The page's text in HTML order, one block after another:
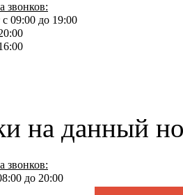
звонков:
09:00 до 19:00
на данный
звонков:
до 20:00